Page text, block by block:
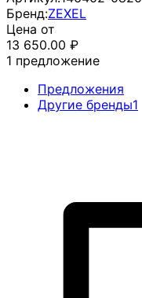
Бренд:ZEXEL
Цена от
13 650.00 ₽
1 предложение
Предложения
Другие бренды1